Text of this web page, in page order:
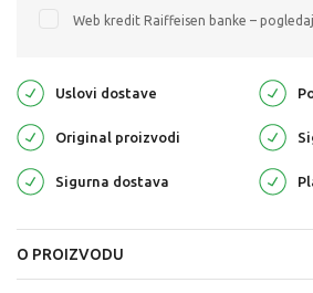
Web kredit Raiffeisen banke –
Uslovi dostave
Original proizvodi
Sigurna dostava
O PROIZVODU